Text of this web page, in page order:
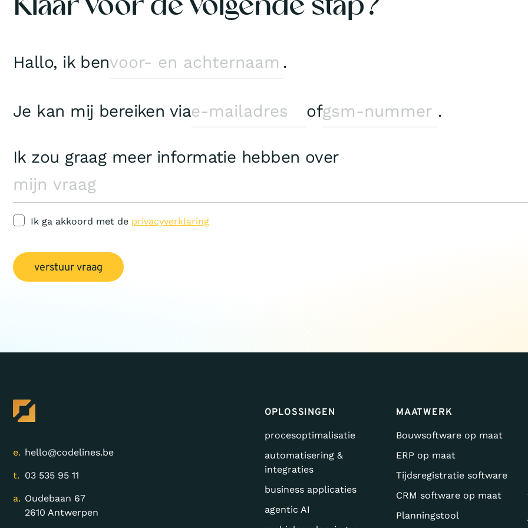
Hallo, ik ben .
Je kan mij bereiken via of .
Ik zou graag meer informatie hebben over
Ik ga akkoord met de privacyverklaring
verstuur vraag
e. hello@codelines.be
t. 03 535 95 11
a. Oudebaan 67
2610 Antwerpen
OPLOSSINGEN
procesoptimalisatie
automatisering &
integraties
business applicaties
agentic AI
MAATWERK
Bouwsoftware op maat
ERP op maat
Tijdsregistratie software
CRM software op maat
Planningstool